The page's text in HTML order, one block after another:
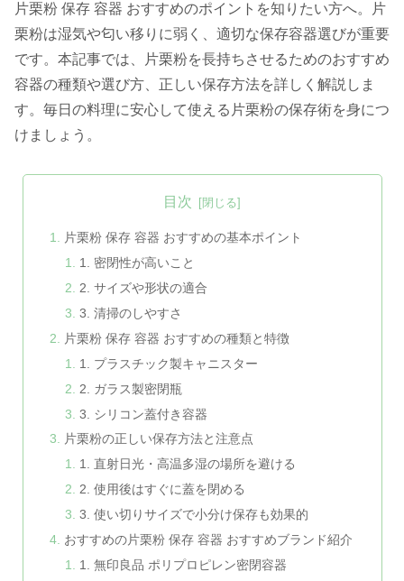
片栗粉 保存 容器 おすすめのポイントを知りたい方へ。片
栗粉は湿気や匂い移りに弱く、適切な保存容器選びが重要
です。本記事では、片栗粉を長持ちさせるためのおすすめ
容器の種類や選び方、正しい保存方法を詳しく解説しま
す。毎日の料理に安心して使える片栗粉の保存術を身につ
けましょう。
目次
片栗粉 保存 容器 おすすめの基本ポイント
1. 密閉性が高いこと
2. サイズや形状の適合
3. 清掃のしやすさ
片栗粉 保存 容器 おすすめの種類と特徴
1. プラスチック製キャニスター
2. ガラス製密閉瓶
3. シリコン蓋付き容器
片栗粉の正しい保存方法と注意点
1. 直射日光・高温多湿の場所を避ける
2. 使用後はすぐに蓋を閉める
3. 使い切りサイズで小分け保存も効果的
おすすめの片栗粉 保存 容器 おすすめブランド紹介
1. 無印良品 ポリプロピレン密閉容器